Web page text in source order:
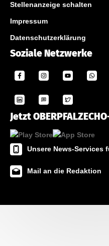
Stellenanzeige schalten
Impressum
Datenschutzerklärung
Soziale Netzwerke
Jetzt
Unsere News-Services
Mail an die Redaktion